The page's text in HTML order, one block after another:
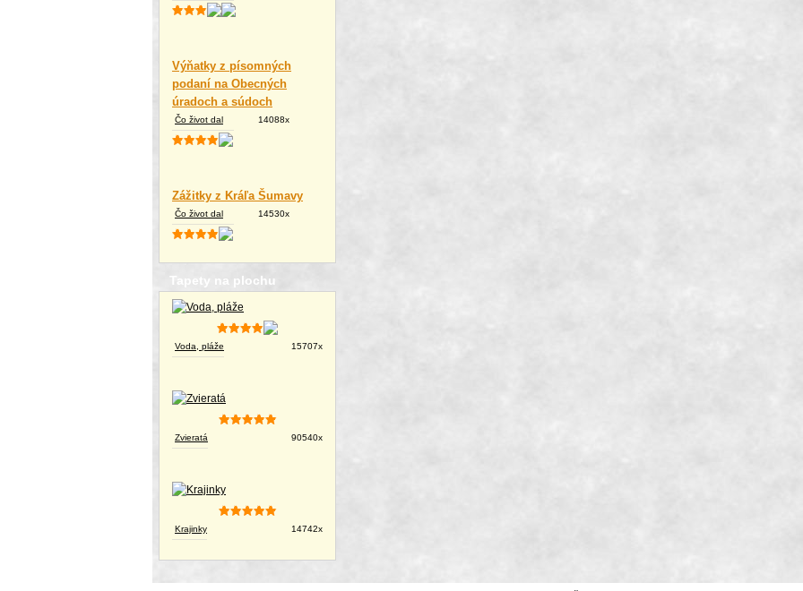
Výňatky z písomných
podaní na Obecných
úradoch a súdoch
Čo život dal 14088x
Zážitky z Kráľa Šumavy
Čo život dal 14530x
Tapety na plochu
Voda, pláže 15707x
Zvieratá 90540x
Krajinky 14742x